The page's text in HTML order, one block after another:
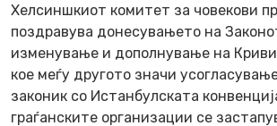
Хелсиншкиот комитет за човекови
поздравува донесувањето на
изменување и дополнување на
кое меѓу другото значи
законик со Истанбулската
граѓанските организации се